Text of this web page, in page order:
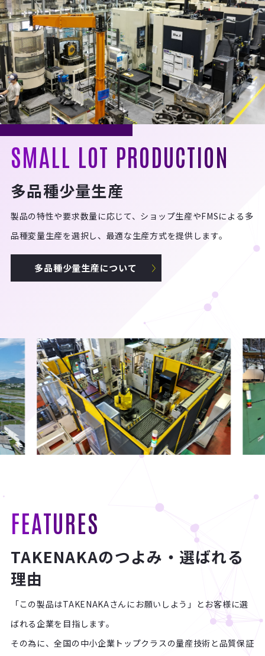
SMALL LOT PRODUCTION
多品種少量生産
製品の特性や要求数量に応じて、ショップ生産やFMSによる多
品種変量生産を選択し、最適な生産方式を提供します。
多品種少量生産について
FEATURES
TAKENAKAのつよみ・選ばれる
理由
「この製品はTAKENAKAさんにお願いしよう」とお客様に選
ばれる企業を目指します。
その為に、全国の中小企業トップクラスの量産技術と品質保証